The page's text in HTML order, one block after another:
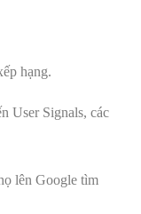
hạng.
User Signals, các
lên Google tìm